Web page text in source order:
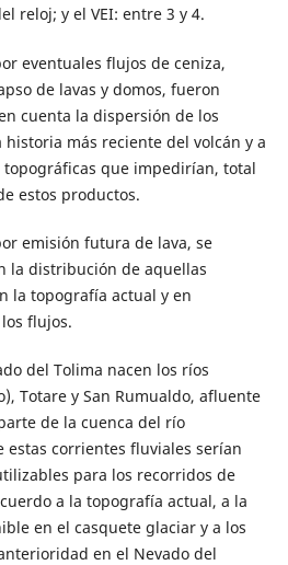
reloj; y el VEI: entre 3 y 4.
eventuales flujos de ceniza,
de lavas y domos, fueron
cuenta la dispersión de los
más reciente del volcán y a
que impedirían, total
estos productos.
emisión futura de lava, se
la distribución de aquellas
la topografía actual y en
flujos.
del Tolima nacen los ríos
Totare y San Rumualdo, afluente
de la cuenca del río
estas corrientes fluviales serían
para los recorridos de
a la topografía actual, a la
en el casquete glaciar y a los
en el Nevado del